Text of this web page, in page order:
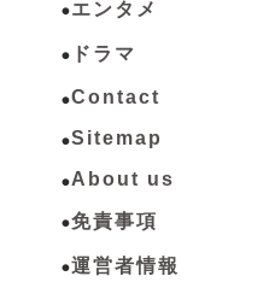
エンタメ
ドラマ
Contact
Sitemap
About us
免責事項
運営者情報